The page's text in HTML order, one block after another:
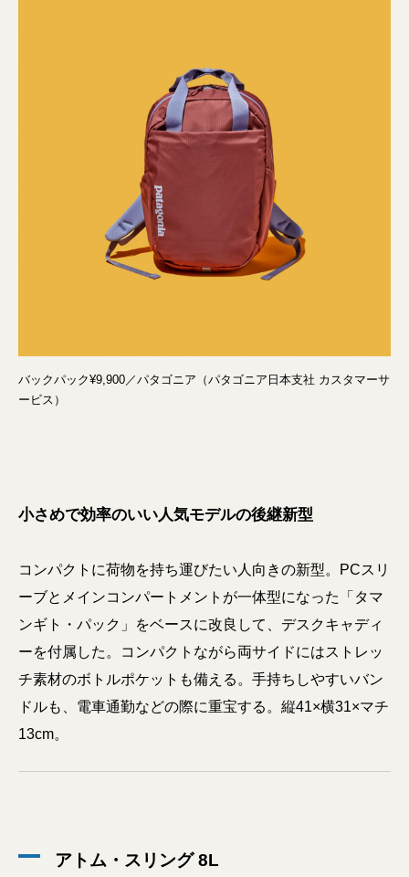
バックパック¥9,900／パタゴニア（パタゴニア日本支社 カスタマーサ
ービス）
小さめで効率のいい人気モデルの後継新型
コンパクトに荷物を持ち運びたい人向きの新型。PCスリ
ーブとメインコンパートメントが一体型になった「タマ
ンギト・パック」をベースに改良して、デスクキャディ
ーを付属した。コンパクトながら両サイドにはストレッ
チ素材のボトルポケットも備える。手持ちしやすいバン
ドルも、電車通勤などの際に重宝する。縦41×横31×マチ
13cm。
アトム・スリング 8L